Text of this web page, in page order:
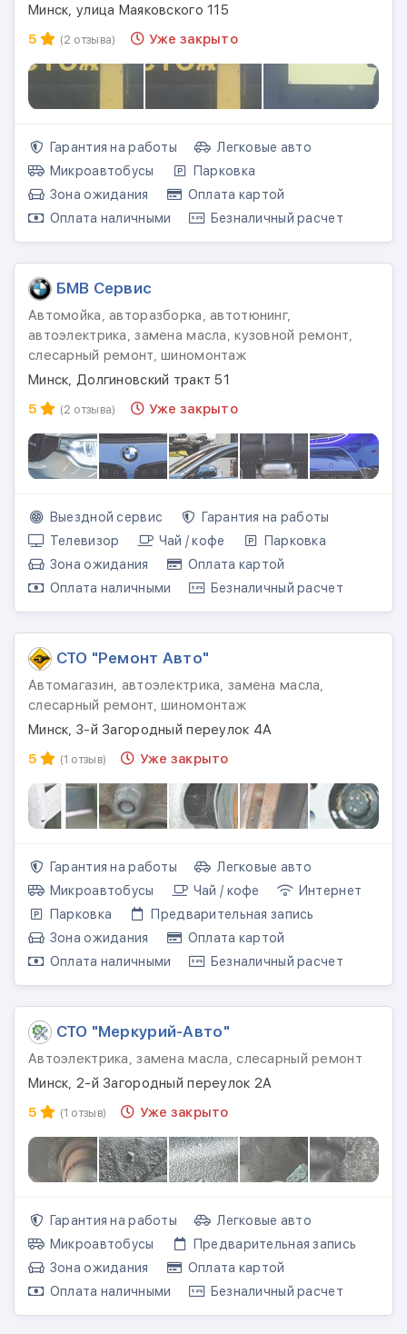
Минск, улица Маяковского 115
5
(2 отзыва) Уже закрыто
Гарантия на работы
Легковые авто
Микроавтобусы
Парковка
Зона ожидания
Оплата картой
Оплата наличными
Безналичный расчет
БМВ Сервис
Автомойка, авторазборка, автотюнинг,
автоэлектрика, замена масла, кузовной ремонт,
слесарный ремонт, шиномонтаж
Минск, Долгиновский тракт 51
5
(2 отзыва) Уже закрыто
Выездной сервис
Гарантия на работы
Телевизор
Чай / кофе
Парковка
Зона ожидания
Оплата картой
Оплата наличными
Безналичный расчет
СТО "Ремонт Авто"
Автомагазин, автоэлектрика, замена масла,
слесарный ремонт, шиномонтаж
Минск, 3-й Загородный переулок 4А
5
(1 отзыв) Уже закрыто
Гарантия на работы
Легковые авто
Микроавтобусы
Чай / кофе
Интернет
Парковка
Предварительная запись
Зона ожидания
Оплата картой
Оплата наличными
Безналичный расчет
СТО "Меркурий-Авто"
Автоэлектрика, замена масла, слесарный ремонт
Минск, 2-й Загородный переулок 2А
5
(1 отзыв) Уже закрыто
Гарантия на работы
Легковые авто
Микроавтобусы
Предварительная запись
Зона ожидания
Оплата картой
Оплата наличными
Безналичный расчет